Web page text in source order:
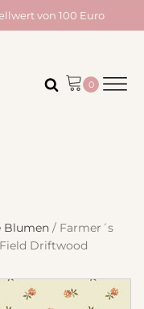
von 100 Euro
Blumen / Farmer´s
Driftwood